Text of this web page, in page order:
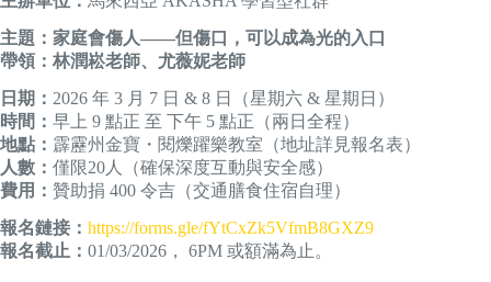
主題：家庭會傷人——但傷口，可以成為光的入口
帶領：林潤崧老師、尤薇妮老師
日期： 2026 年 3 月 7 日 & 8 日（星期六 & 星期日）
時間： 早上 9 點正 至 下午 5 點正（兩日全程）
地點： 霹靂州金寶・閱爍躍樂教室（地址詳見報名表）
人數： 僅限20人（確保深度互動與安全感）
費用： 贊助捐 400 令吉（交通膳食住宿自理）
報名鏈接： https://forms.gle/fYtCxZk5VfmB8GXZ9
報名截止： 01/03/2026， 6PM 或額滿為止。